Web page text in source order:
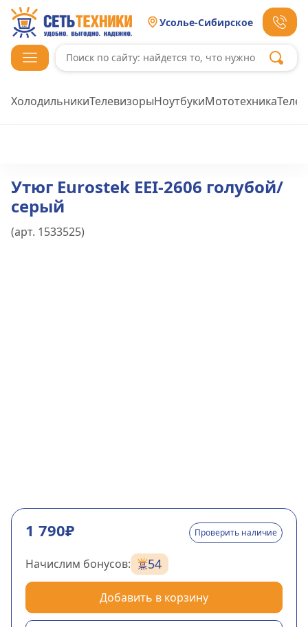
Усолье-Сибирское
ХолодильникиТелевизорыНоутбукиМототехника
Утюг Eurostek EEI-2606 голубой/
серый
(арт. 1533525)
1 790₽ Проверить наличие
Начислим бонусов: 54
Добавить в корзину